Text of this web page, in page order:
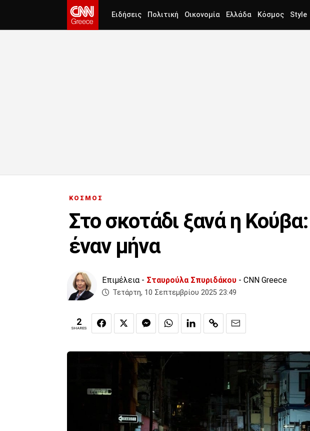
Ειδήσεις Πολιτική Οικονομία Ελλάδα Κόσμος Style
ΚΟΣΜΟΣ
Στο σκοτάδι ξανά η
έναν μήνα
Επιμέλεια - Σταυρούλα Σπυριδάκου - CNN Greece
Τετάρτη, 10 Σεπτεμβρίου 2025 23:49
2
SHARES